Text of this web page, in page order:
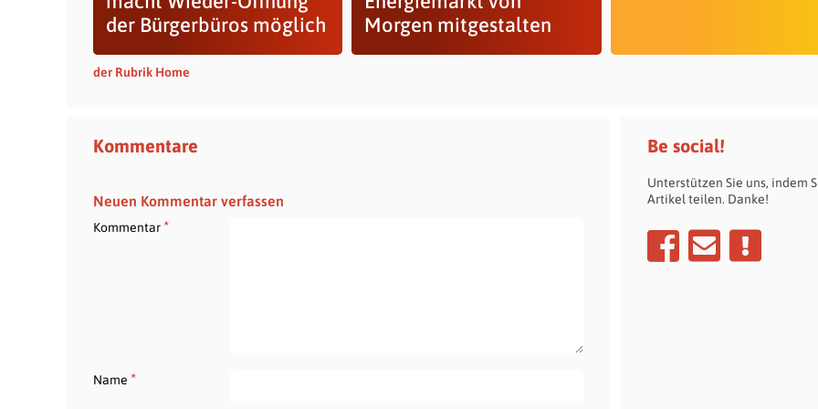
der Bürgerbüros möglich
Morgen mitgestalten
der Rubrik Home
Kommentare
Neuen Kommentar verfassen
Kommentar*
Name *
Be social!
Unterstützen Sie uns, indem
Artikel teilen. Danke!